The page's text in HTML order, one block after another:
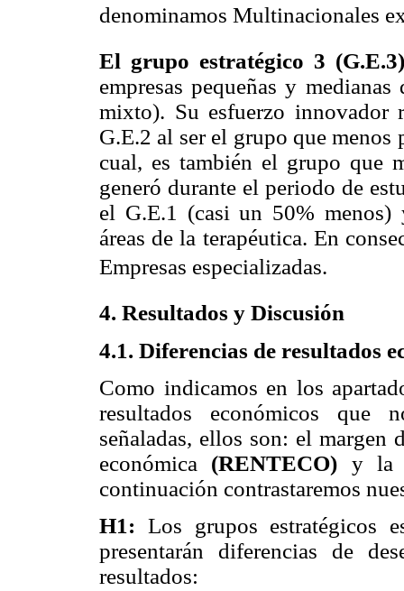
denominamos Multinacionales
El grupo estratégico 3
empresas pequeñas y
mixto). Su esfuerzo innovador
G.E.2 al ser el grupo que
cual, es también el grupo que
generó durante el periodo de
el G.E.1 (casi un 50% menos)
áreas de la terapéutica. En
Empresas especializadas.
4. Resultados y Discusión
4.1. Diferencias de resultados
Como indicamos en los
resultados económicos que
señaladas, ellos son: el margen
económica (RENTECO) y la
continuación contrastaremos
H1: Los grupos estratégicos
presentarán diferencias de
resultados: